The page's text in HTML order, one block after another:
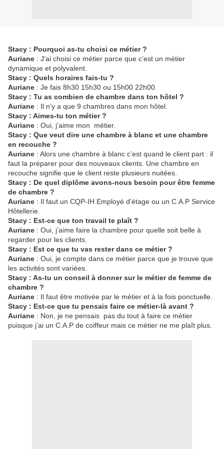
Stacy : Pourquoi as-tu choisi ce métier ?
Auriane : J’ai choisi ce métier parce que c’est un métier
dynamique et polyvalent.
Stacy : Quels horaires fais-tu ?
Auriane : Je fais 8h30 15h30 ou 15h00 22h00.
Stacy : Tu as combien de chambre dans ton hôtel ?
Auriane : Il n’y a que 9 chambres dans mon hôtel.
Stacy : Aimes-tu ton métier ?
Auriane : Oui, j’aime mon métier.
Stacy : Que veut dire une chambre à blanc et une chambre
en recouche ?
Auriane : Alors une chambre à blanc c’est quand le client part : il
faut la préparer pour des nouveaux clients. Une chambre en
recouche signifie que le client reste plusieurs nuitées.
Stacy : De quel diplôme avons-nous besoin pour être femme
de chambre ?
Auriane : Il faut un CQP-IH Employé d'étage ou un C.A.P Service
Hôtellerie.
Stacy : Est-ce que ton travail te plaît ?
Auriane : Oui, j’aime faire la chambre pour quelle soit belle à
regarder pour les clients.
Stacy : Est ce que tu vas rester dans ce métier ?
Auriane : Oui, je compte dans ce métier parce que je trouve que
les activités sont variées.
Stacy : As-tu un conseil à donner sur le métier de femme de
chambre ?
Auriane : Il faut être motivée par le métier et à la fois ponctuelle.
Stacy : Est-ce que tu pensais faire ce métier-là avant ?
Auriane : Non, je ne pensais pas du tout à faire ce métier
puisque j’ai un C.A.P de coiffeur mais ce métier ne me plaît plus.